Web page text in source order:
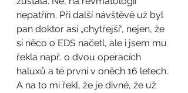
nepatřím. Při další návštěvě už byl
pan doktor asi „chytřejší“, nejen, že
si něco o EDS načetl, ale i jsem mu
řekla např. o dvou operacích
haluxů a té první v oněch 16 letech.
A na to mi řekl, že je divné, že už